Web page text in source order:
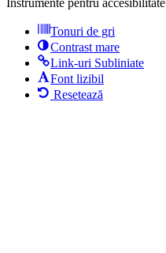
Instrumente pentru accesibilitate
Tonuri de gri
Contrast mare
Link-uri Subliniate
Font lizibil
Resetează